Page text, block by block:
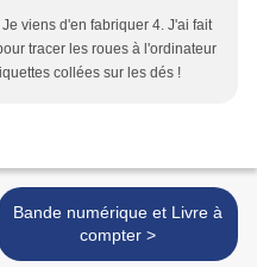
viens d'en fabriquer 4. J'ai fait
tracer les roues à l'ordinateur
collées sur les dés !
Bande numérique et Livre à
compter >